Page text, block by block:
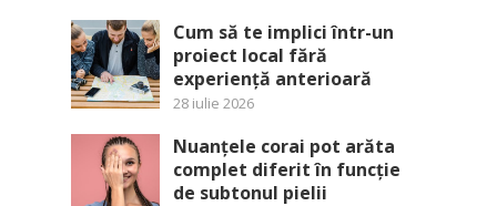
Cum să te implici într-un
proiect local fără
experiență anterioară
28 iulie 2026
Nuanțele corai pot arăta
complet diferit în funcție
de subtonul pielii